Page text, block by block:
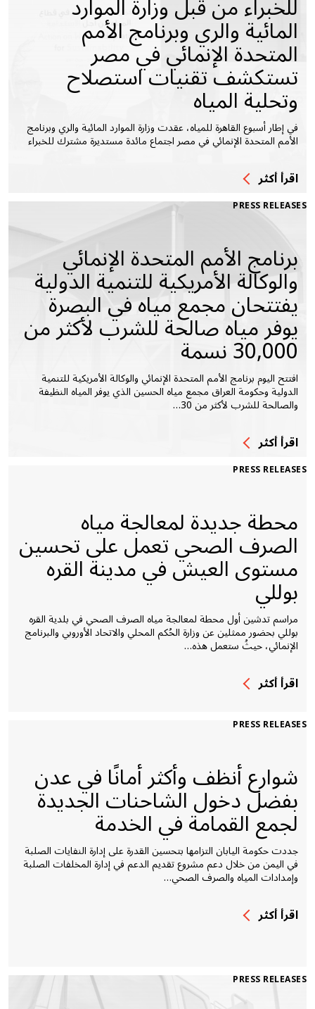
المائية والري وبرنامج الأمم
المتحدة الإنمائي في مصر
تستكشف تقنيات استصلاح
وتحلية المياه
في إطار أسبوع القاهرة للمياه، عقدت وزارة الموارد المائية والري وبرنامج
الأمم المتحدة الإنمائي في مصر اجتماع مائدة مستديرة مشترك للخبراء
اقرأ أكثر
PRESS RELEASES
برنامج الأمم المتحدة الإنمائي
والوكالة الأمريكية للتنمية الدولية
يفتتحان مجمع مياه في البصرة
يوفر مياه صالحة للشرب لأكثر من
30,000 نسمة
افتتح اليوم برنامج الأمم المتحدة الإنمائي والوكالة الأمريكية للتنمية
الدولية وحكومة العراق مجمع مياه الحسين الذي يوفر المياه النظيفة
والصالحة للشرب لأكثر من 30…
اقرأ أكثر
PRESS RELEASES
محطة جديدة لمعالجة مياه
الصرف الصحي تعمل على تحسين
مستوى العيش في مدينة القره
بوللي
مراسم تدشين أول محطة لمعالجة مياه الصرف الصحي في بلدية القره
بوللي بحضور ممثلين عن وزارة الحُكم المحلي والاتحاد الأوروبي والبرنامج
الإنمائي، حيثُ ستعمل هذه…
اقرأ أكثر
PRESS RELEASES
شوارع أنظف وأكثر أمانًا في عدن
بفضل دخول الشاحنات الجديدة
لجمع القمامة في الخدمة
جددت حكومة اليابان التزامها بتحسين القدرة على إدارة النفايات الصلبة
في اليمن من خلال دعم مشروع تقديم الدعم في إدارة المخلفات الصلبة
وإمدادات المياه والصرف الصحي…
اقرأ أكثر
PRESS RELEASES